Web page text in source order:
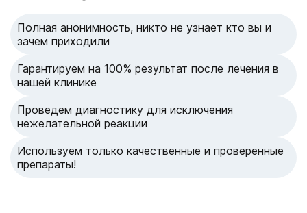
Полная анонимность, никто не узнает кто вы и
зачем приходили
Гарантируем на 100% результат после лечения в
нашей клинике
Проведем диагностику для исключения
нежелательной реакции
Используем только качественные и проверенные
препараты!